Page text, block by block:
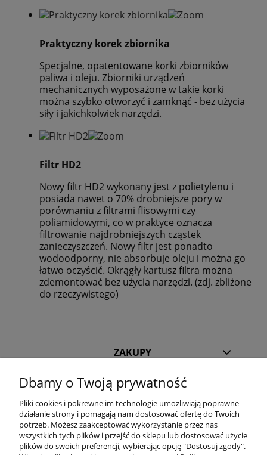
Praktyczny korek zbiornika
Specjalne, opatentowane korki zbiorników
paliwa i oleju. Zbiorniki urządzeń
mechanicznych wyposażone w takie korki
można szybko otworzyć i zamknąć - bez użycia
siły i jakichkolwiek narzędzi.
Filtr HD2
Nowy filtr HD2 wykonany jest z polietylenu i
posiada nawet o 70% drobniejsze pory w
porównaniu z filtrami flisowymi czy
poliamidowymi, co w praktyce oznacza
filtrowanie najdrobniejszych cząstek
zanieczyszczeń. Nowy filtr jest ponadto
wodoodporny, nie absorbuje oleju i można go
łatwo oczyścić. Okrągły kartusz filtra można
zdemontować bez użycia narzędzi. (zdj. zbliżone
do rzeczywistego)
ZAKUPY
POMOC
INFORMACJE
KILKA SŁÓW O NAS
Dbamy o Twoją prywatność
Pliki cookies i pokrewne im technologie umożliwiają poprawne
działanie strony i pomagają nam dostosować ofertę do Twoich
potrzeb. Możesz zaakceptować wykorzystanie przez nas
wszystkich tych plików i przejść do sklepu lub dostosować użycie
plików do swoich preferencji, wybierając opcję "Dostosuj zgody".